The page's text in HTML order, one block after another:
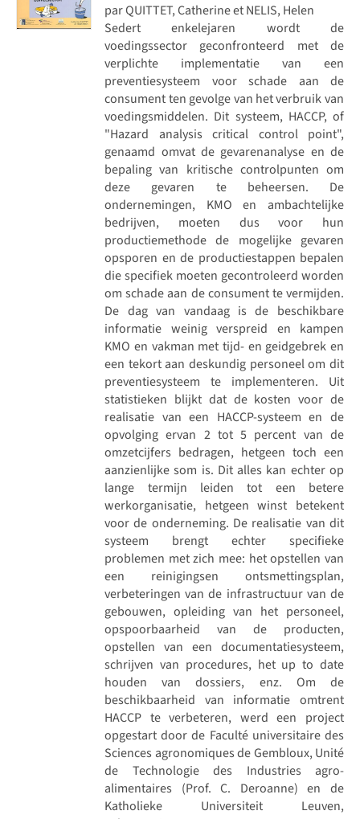
par QUITTET, Catherine et NELIS, Helen
Sedert enkelejaren wordt de
voedingssector geconfronteerd met de
verplichte implementatie van een
preventiesysteem voor schade aan de
consument ten gevolge van het verbruik van
voedingsmiddelen. Dit systeem, HACCP, of
"Hazard analysis critical control point",
genaamd omvat de gevarenanalyse en de
bepaling van kritische controlpunten om
deze gevaren te beheersen. De
ondernemingen, KMO en ambachtelijke
bedrijven, moeten dus voor hun
productiemethode de mogelijke gevaren
opsporen en de productiestappen bepalen
die specifiek moeten gecontroleerd worden
om schade aan de consument te vermijden.
De dag van vandaag is de beschikbare
informatie weinig verspreid en kampen
KMO en vakman met tijd- en geidgebrek en
een tekort aan deskundig personeel om dit
preventiesysteem te implementeren. Uit
statistieken blijkt dat de kosten voor de
realisatie van een HACCP-systeem en de
opvolging ervan 2 tot 5 percent van de
omzetcijfers bedragen, hetgeen toch een
aanzienlijke som is. Dit alles kan echter op
lange termijn leiden tot een betere
werkorganisatie, hetgeen winst betekent
voor de onderneming. De realisatie van dit
systeem brengt echter specifieke
problemen met zich mee: het opstellen van
een reinigingsen ontsmettingsplan,
verbeteringen van de infrastructuur van de
gebouwen, opleiding van het personeel,
opspoorbaarheid van de producten,
opstellen van een documentatiesysteem,
schrijven van procedures, het up to date
houden van dossiers, enz. Om de
beschikbaarheid van informatie omtrent
HACCP te verbeteren, werd een project
opgestart door de Faculté universitaire des
Sciences agronomiques de Gembloux, Unité
de Technologie des Industries agro-
alimentaires (Prof. C. Deroanne) en de
Katholieke Universiteit Leuven,